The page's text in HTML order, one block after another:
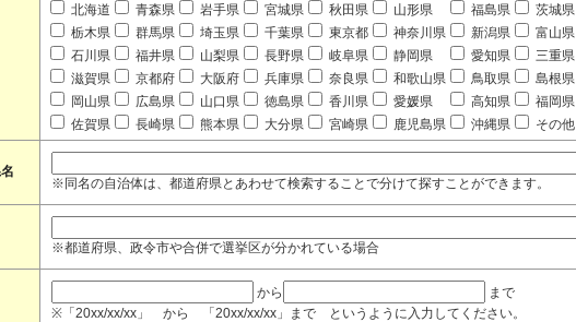
北海道 青森県 岩手県 宮城県 秋田県 山形県 福島県
茨城県
栃木県
群馬県 埼玉県 千葉県 東京都 神奈川県 新潟県
富山県
石川県
福井県 山梨県 長野県 岐阜県 静岡県 愛知県
三重県
滋賀県
京都府 大阪府 兵庫県 奈良県 和歌山県 鳥取県
島根県
岡山県
広島県 山口県 徳島県 香川県 愛媛県 高知県
福岡県
佐賀県
長崎県 熊本県 大分県 宮崎県 鹿児島県 沖縄県 その他
※同名の自治体は、都道府県とあわせて検索することで分けて探すことができます。
※都道府県、政令市や合併で選挙区が分かれている場合
から
まで
※「20xx/xx/xx」 から 「20xx/xx/xx」まで というように入力してください。